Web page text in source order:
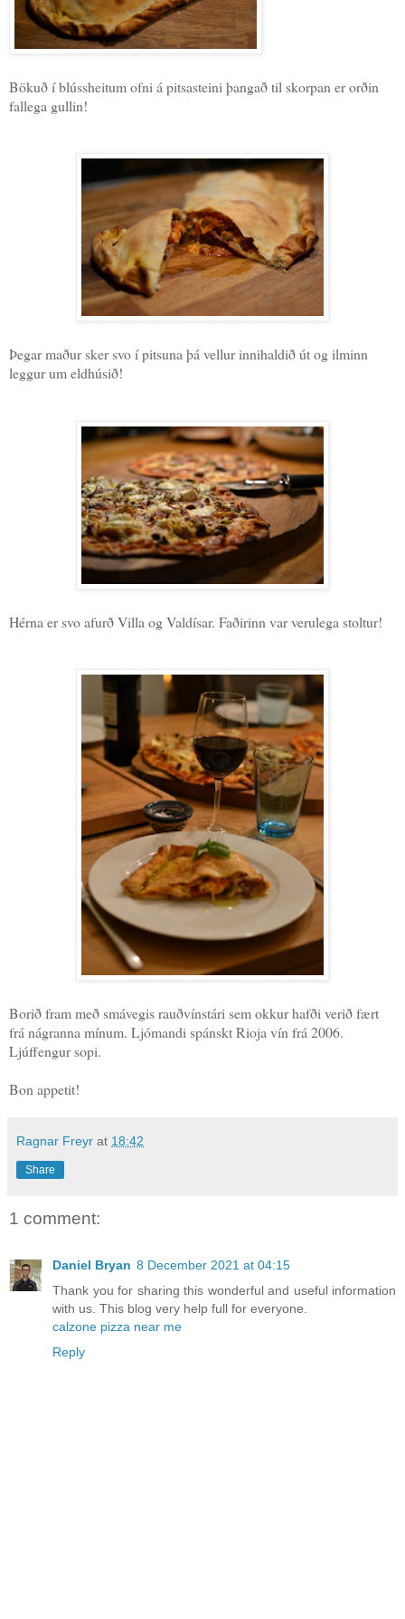
Bökuð í blússheitum ofni á pitsasteini þangað til skorpan er orðin
fallega gullin!
Þegar maður sker svo í pitsuna þá vellur innihaldið út og ilminn
leggur um eldhúsið!
Hérna er svo afurð Villa og Valdísar. Faðirinn var verulega stoltur!
Borið fram með smávegis rauðvínstári sem okkur hafði verið fært
frá nágranna mínum. Ljómandi spánskt Rioja vín frá 2006.
Ljúffengur sopi.
Bon appetit!
Ragnar Freyr at 18:42
Share
1 comment:
Daniel Bryan 8 December 2021 at 04:15
Thank you for sharing this wonderful and useful information
with us. This blog very help full for everyone.
calzone pizza near me
Reply